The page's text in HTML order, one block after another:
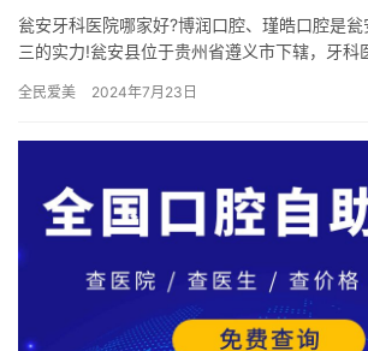
瓮安牙科医院哪家好?博润口腔、瑾皓口腔是
三的实力!瓮安县位于贵州省遵义市下辖，牙科
润…
全民爱美 2024年7月23日